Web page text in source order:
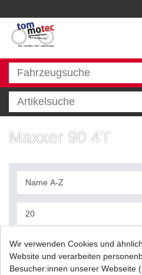
Maxxer 90 4T
Wir verwenden Cookies und
Website und verarbeiten
Besucher:innen unserer Webseite